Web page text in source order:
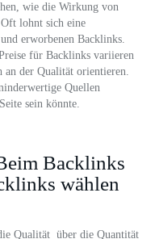
wie die Wirkung von
lohnt sich eine
erworbenen Backlinks.
für Backlinks variieren
der Qualität orientieren.
Quellen
sein könnte.
Backlinks
wählen
Qualität über die Quantität